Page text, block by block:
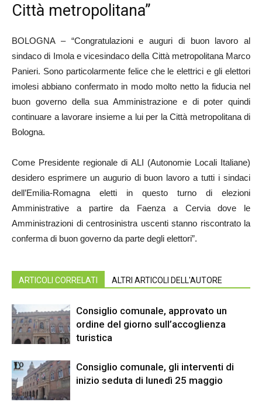
Città metropolitana”
BOLOGNA – “Congratulazioni e auguri di buon lavoro al
sindaco di Imola e vicesindaco della Città metropolitana Marco
Panieri. Sono particolarmente felice che le elettrici e gli elettori
imolesi abbiano confermato in modo molto netto la fiducia nel
buon governo della sua Amministrazione e di poter quindi
continuare a lavorare insieme a lui per la Città metropolitana di
Bologna.
Come Presidente regionale di ALI (Autonomie Locali Italiane)
desidero esprimere un augurio di buon lavoro a tutti i sindaci
dell’Emilia-Romagna eletti in questo turno di elezioni
Amministrative a partire da Faenza a Cervia dove le
Amministrazioni di centrosinistra uscenti stanno riscontrato la
conferma di buon governo da parte degli elettori”.
ARTICOLI CORRELATI ALTRI ARTICOLI DELL'AUTORE
Consiglio comunale, approvato un
ordine del giorno sull’accoglienza
turistica
Consiglio comunale, gli interventi di
inizio seduta di lunedì 25 maggio